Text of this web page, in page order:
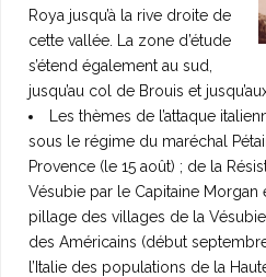
Roya jusqu’à la rive droite de
cette vallée. La zone d’étude
s’étend également au sud,
jusqu’au col de Brouis et
Les thèmes de l’attaque
sous le régime du maréchal
Provence (le 15 août) ; de la
Vésubie par le Capitaine Morgan
pillage des villages de la
des Américains (début
l’Italie des populations de la